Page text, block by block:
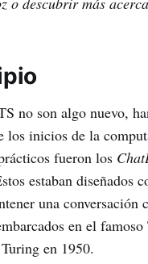
no son algo nuevo,
los inicios de la
fueron los
estaban diseñados
una conversación
en el famoso
en 1950.